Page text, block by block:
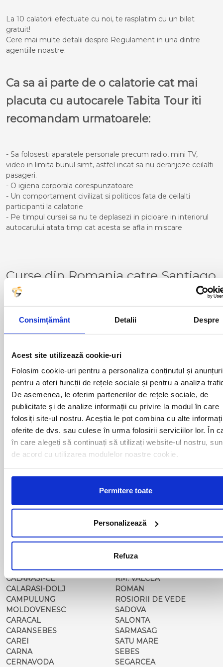
Consimțământ Detalii Despre
Acest site utilizează cookie-uri
Folosim cookie-uri pentru a personaliza conținutul și
pentru a oferi funcții de rețele sociale și pentru a analiza
De asemenea, le oferim partenerilor de rețele sociale, de
publicitate și de analize informații cu privire la modul în care
folosiți site-ul nostru. Aceștia le pot combina cu alte
oferite de dvs. sau culese în urma folosirii serviciilor lor. În
în care alegeți să continuați să utilizați website-ul nostru,
de acord cu utilizarea modulelor noastre cookie.
Permitere toate
Personalizează
Refuza
La 10 calatorii efectuate cu noi, te rasplatim cu un bilet
gratuit!
Cere mai multe detalii despre Regulament in una dintre
agentiile noastre.
Ca sa ai parte de o calatorie cat mai
placuta cu autocarele Tabita Tour iti
recomandam urmatoarele:
- Sa folosesti aparatele personale precum radio, mini TV,
video in limita bunul simt, astfel incat sa nu deranjeze ceilalti
pasageri.
- O igiena corporala corespunzatoare
- Un comportament civilizat si politicos fata de ceilalti
participanti la calatorie
- Pe timpul cursei sa nu te deplasezi in picioare in interiorul
autocarului atata timp cat acesta se afla in miscare
Curse din Romania catre Santiago
de Compostela:
ACAS
ADJUD
ALEXANDRIA
ARAD
BACAU
BAIA MARE
BAILE HERCULANE
BAILESTI
BALS-IS
BALS-OT
BARCA
BARLAD
BECLEAN
BLAJ
BRASOV
CALAFAT
CALARASI-CL
CALARASI-DOLJ
CAMPULUNG
MOLDOVENESC
CARACAL
CARANSEBES
CAREI
CARNA
CERNAVODA
LUGOJ
MAGLAVIT
MOINESTI
MOTCA
NUSFALAU
OLTENITA
ORADEA
ORSOVA
PASCANI
PERICEI
PERISOR
PIATRA NEAMT
PITESTI
PLOIESTI
POIANA MARE
RADOVAN
REGHIN
RESITA
RM. VALCEA
ROMAN
ROSIORII DE VEDE
SADOVA
SALONTA
SARMASAG
SATU MARE
SEBES
SEGARCEA